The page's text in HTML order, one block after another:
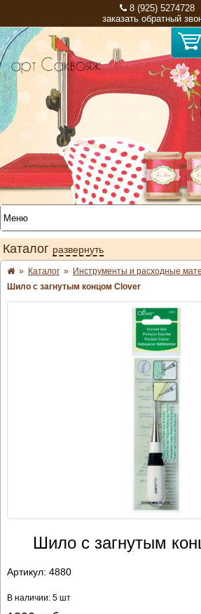
8 (925) 5274728
заказать обратный
Каталог развернуть
» Каталог » Инструменты и расходные
Шило с загнутым концом Clover
Шило с загнутым
Артикул: 4880
В наличии: 5 шт